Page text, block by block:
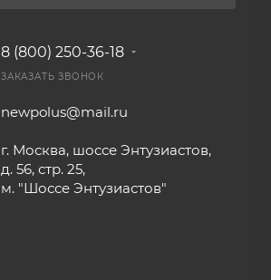
8 (800) 250-36-18
ЗАКАЗАТЬ ЗВОНОК
newpolus@mail.ru
г. Москва, шоссе Энтузиастов,
д. 56, стр. 25,
м. "Шоссе Энтузиастов"